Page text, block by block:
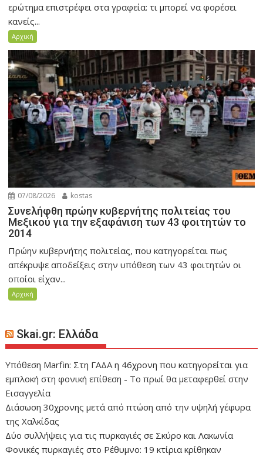
ερώτημα επιστρέφει στα γραφεία: τι μπορεί να φορέσει
κανείς...
Αρχική
07/08/2026 kostas
Συνελήφθη πρώην κυβερνήτης πολιτείας του
Μεξικού για την εξαφάνιση των 43 φοιτητών το
2014
Πρώην κυβερνήτης πολιτείας, που κατηγορείται πως
απέκρυψε αποδείξεις στην υπόθεση των 43 φοιτητών οι
οποίοι είχαν...
Αρχική
Skai.gr: Ελλάδα
Υπόθεση Marfin: Στη ΓΑΔΑ η 46χρονη που κατηγορείται για
εμπλοκή στη φονική επίθεση - Το πρωί θα μεταφερθεί στην
Εισαγγελία
Διάσωση 30χρονης μετά από πτώση από την υψηλή γέφυρα
της Χαλκίδας
Δύο συλλήψεις για τις πυρκαγιές σε Σκύρο και Λακωνία
Φονικές πυρκαγιές στο Ρέθυμνο: 19 κτίρια κρίθηκαν